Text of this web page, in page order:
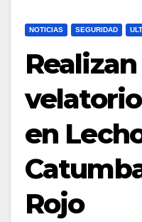
NOTICIAS SEGURIDAD
en
Rojo